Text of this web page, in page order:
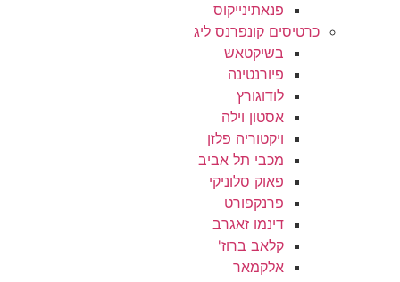
פנאתינייקוס
כרטיסים קונפרנס ליג
בשיקטאש
פיורנטינה
לודוגורץ
אסטון וילה
ויקטוריה פלזן
מכבי תל אביב
פאוק סלוניקי
פרנקפורט
דינמו זאגרב
קלאב ברוז'
אלקמאר